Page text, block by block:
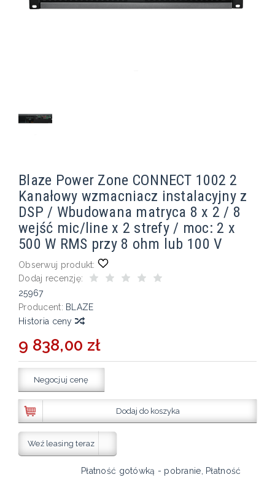
Blaze Power Zone CONNECT 1002 2
Kanałowy wzmacniacz instalacyjny z
DSP / Wbudowana matryca 8 x 2 / 8
wejść mic/line x 2 strefy / moc: 2 x
500 W RMS przy 8 ohm lub 100 V
Obserwuj produkt:
Dodaj recenzję:
25967
Producent: BLAZE
Historia ceny
9 838,00 zł
Negocjuj cenę
Dodaj do koszyka
Weź leasing teraz
Płatność gotówką - pobranie, Płatność